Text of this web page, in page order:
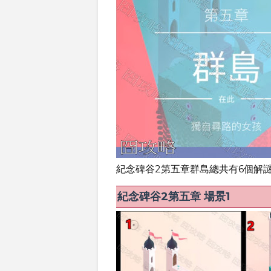
紀念碑谷2第五章群島總共有6個解
紀念碑谷2第五章 場景1